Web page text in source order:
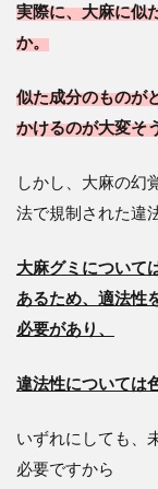
実際に、大麻に似
か。
似た成分のものが
かけるのが大変そ
しかし、大麻の幻
法で規制された違
大麻グミについて
あるため、適法性
必要があり、
違法性については
いずれにしても、
必要ですから